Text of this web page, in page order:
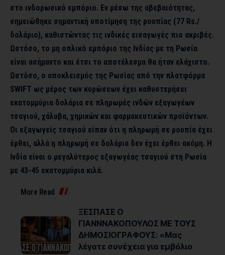
στο ινδορωσικό εμπόριο. Εν μέσω της αβεβαιότητας,
σημειώθηκε σημαντική υποτίμηση της ρουπίας (77 Rs./
δολάριο), καθιστώντας τις ινδικές εισαγωγές πιο ακριβές.
Ωστόσο, το μη οπλικό εμπόριο της Ινδίας με τη Ρωσία
είναι ασήμαντο και έτσι το αποτέλεσμα θα ήταν ελάχιστο.
Ωστόσο, ο αποκλεισμός της Ρωσίας από την πλατφόρμα
SWIFT ως μέρος των κυρώσεων έχει καθυστερήσει
εκατομμύρια δολάρια σε πληρωμές ινδών εξαγωγέων
τσαγιού, χάλυβα, χημικών και φαρμακευτικών προϊόντων.
Οι εξαγωγείς τσαγιού είπαν ότι η πληρωμή σε ρουπία έχει
έρθει, αλλά η πληρωμή σε δολάρια δεν έχει έρθει ακόμη. Η
Ινδία είναι ο μεγαλύτερος εξαγωγέας τσαγιού στη Ρωσία
με 43-45 εκατομμύρια κιλά.
More Read
ΞΕΣΠΑΣΕ Ο
ΓΙΑΝΝΝΑΚΟΠΟΥΛΟΣ ΜΕ ΤΟΥΣ
ΔΗΜΟΣΙΟΓΡΑΦΟΥΣ: «Μας
λέγατε συνέχεια για εμβόλιο